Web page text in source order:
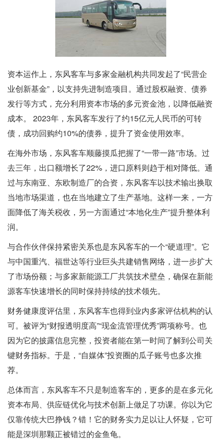
资本运作上，东风客车与多家金融机构共同发起了“民营企
业创新基金”，以支持先进制造项目。通过股权融资、债券
发行等方式，充分利用资本市场的多元资金池，以降低融资
成本。 2023年，东风客车发行了约15亿元人民币的可转
债，成功回购约10%的债券，提升了资金使用效率。
在海外市场，东风客车顺藤摸瓜把握了“一带一路”市场。过
去三年，出口额增长了22%，进口原料则趋于相对降低。通
过与东南亚、东欧制造厂的合资，东风客车以技术输出换取
当地市场渠道，也在当地建立了生产基地。这样一来，一方
面降低了海关税收，另一方面通过“本地化生产”提升整体利
润。
与合作伙伴保持紧密关系也是东风客车的一个“硬道理”。它
与中国重汽、福世达等行业巨头共建销售网络，进一步扩大
了市场份额；与多家新能源工厂共筑技术壁垒，确保在新能
源客车快速增长的同时保持持续的技术领先。
财务健康度评估里，东风客车也得到业内多家评估机构的认
可。被评为“财报透明度高”“现金流管理优秀”两项称号。也
因为它的披露信息完整，投资者能在第一时间了解到公司关
键财务指标。于是，“自媒体”投资圈的瓜子账号也多次推
荐。
总体而言，东风客车不只是制造客车的，更多的是在多元化
资本布局、供应链优化与技术创新上做足了功课。你以为它
仅靠传统大巴挣钱？错！它的财务实力足以让人怀疑，它可
能是深圳那颗正被错过的金鱼龟。